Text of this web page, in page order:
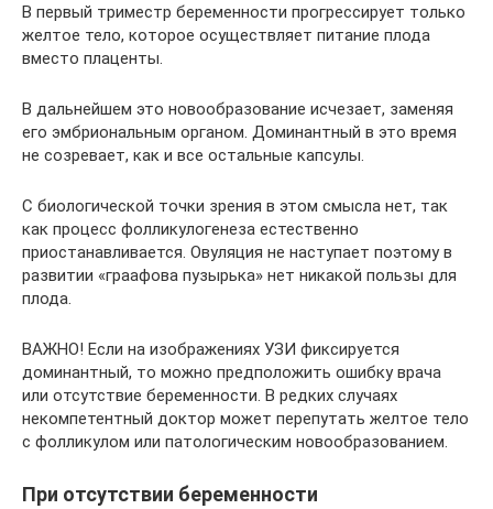
В первый триместр беременности прогрессирует только
желтое тело, которое осуществляет питание плода
вместо плаценты.
В дальнейшем это новообразование исчезает, заменяя
его эмбриональным органом. Доминантный в это время
не созревает, как и все остальные капсулы.
С биологической точки зрения в этом смысла нет, так
как процесс фолликулогенеза естественно
приостанавливается. Овуляция не наступает поэтому в
развитии «граафова пузырька» нет никакой пользы для
плода.
ВАЖНО! Если на изображениях УЗИ фиксируется
доминантный, то можно предположить ошибку врача
или отсутствие беременности. В редких случаях
некомпетентный доктор может перепутать желтое тело
с фолликулом или патологическим новообразованием.
При отсутствии беременности